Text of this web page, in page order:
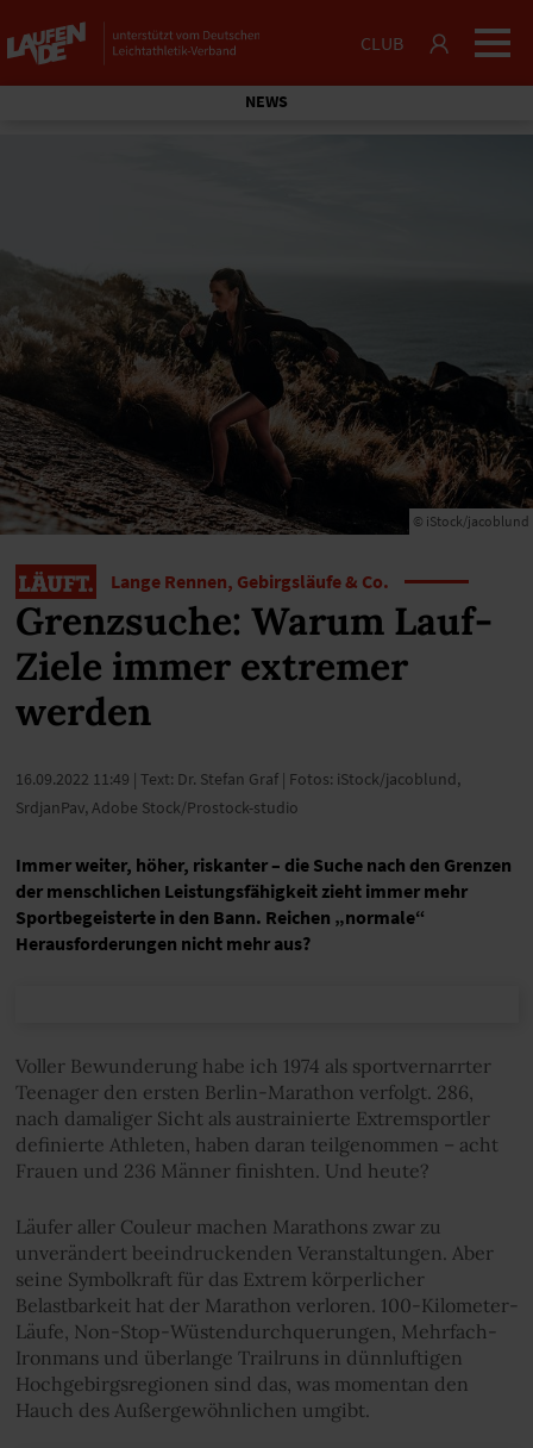
CLUB
NEWS
© iStock/jacoblund
Lange Rennen, Gebirgsläufe & Co.
Grenzsuche: Warum Lauf-
Ziele immer extremer
werden
16.09.2022 11:49 | Text: Dr. Stefan Graf | Fotos: iStock/jacoblund,
SrdjanPav, Adobe Stock/Prostock-studio
Immer weiter, höher, riskanter – die Suche nach den Grenzen
der menschlichen Leistungsfähigkeit zieht immer mehr
Sportbegeisterte in den Bann. Reichen „normale“
Herausforderungen nicht mehr aus?
Voller Bewunderung habe ich 1974 als sportvernarrter
Teenager den ersten Berlin-Marathon verfolgt. 286,
nach damaliger Sicht als austrainierte Extremsportler
definierte Athleten, haben daran teilgenommen – acht
Frauen und 236 Männer finishten. Und heute?
Läufer aller Couleur machen Marathons zwar zu
unverändert beeindruckenden Veranstaltungen. Aber
seine Symbolkraft für das Extrem körperlicher
Belastbarkeit hat der Marathon verloren. 100-Kilometer-
Läufe, Non-Stop-Wüstendurchquerungen, Mehrfach-
Ironmans und überlange Trailruns in dünnluftigen
Hochgebirgsregionen sind das, was momentan den
Hauch des Außergewöhnlichen umgibt.